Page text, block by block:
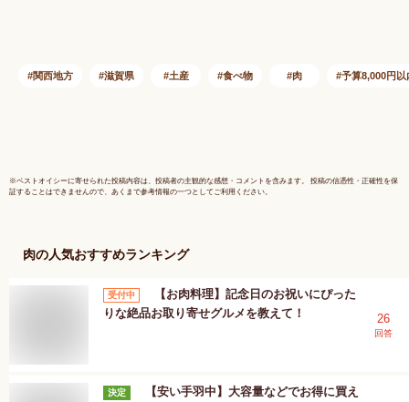
【鴨肉】【肉】【滋
豚肉 冷凍
関西地方 滋賀県 土産 食べ物 肉 予算8,000円以
※ベストオイシーに寄せられた投稿内容は、投稿者の主観的な感想・コメントを含みます。 投稿の信憑性・正確性を保
証することはできませんので、あくまで参考情報の一つとしてご利用ください。
肉の人気おすすめランキング
受付中
【お肉料理】記念日のお祝いにぴった
りな絶品お取り寄せグルメを教えて！
26
回答
決定
【安い手羽中】大容量などでお得に買え